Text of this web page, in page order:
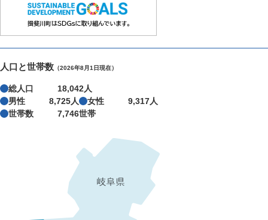
人口と世帯数 （2026年8月1日現在）
総人口
18,042人
男性
8,725人 女性
9,317人
世帯数
7,746世帯